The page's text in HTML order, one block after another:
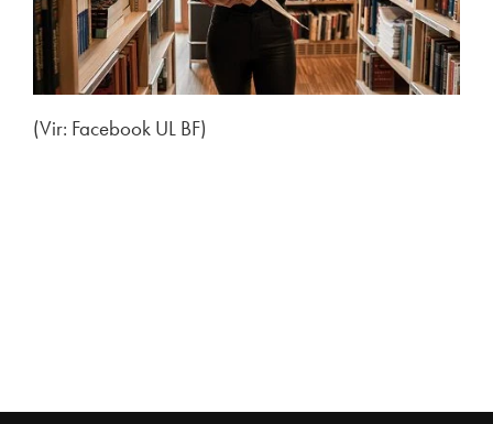
(Vir: Facebook UL BF)